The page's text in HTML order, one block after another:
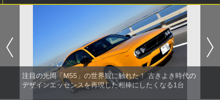
注目の光岡「M55」の世界観に触れた！ 古きよき時代の
デザインエッセンスを再現した相棒にしたくなる1台